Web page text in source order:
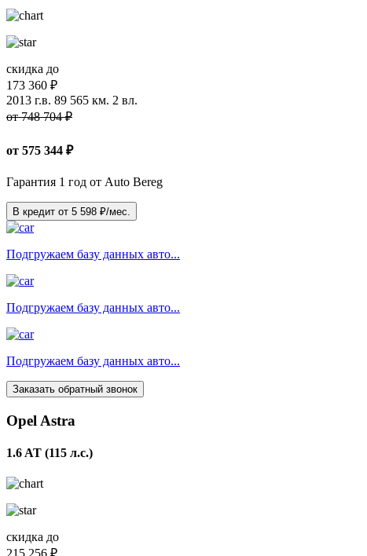
скидка до
173 360 ₽
2013 г.в. 89 565 км. 2 вл.
от 748 704 ₽
от 575 344 ₽
Гарантия 1 год от Auto Bereg
В кредит от 5 598 ₽/мес.
Подгружаем базу данных авто...
Подгружаем базу данных авто...
Подгружаем базу данных авто...
Заказать обратный звонок
Opel Astra
1.6 AT (115 л.с.)
скидка до